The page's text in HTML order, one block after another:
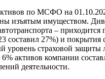
по МСФО на
изъятым имуществом.
–
составил 27%) и
уровень страховой
активов компании
деятельности.